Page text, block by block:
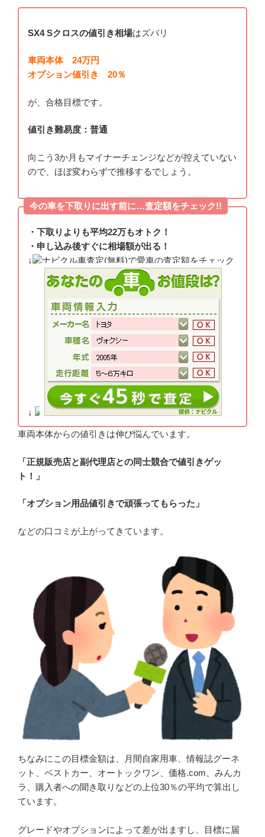
SX4 Sクロスの値引き相場はズバリ
車両本体 24万円
オプション値引き 20％
が、合格目標です。
値引き難易度：普通
向こう3か月もマイナーチェンジなどが控えていない
ので、ほぼ変わらずで推移するでしょう。
今の車を下取りに出す前に…査定額をチェック!!
・下取りよりも平均22万もオトク！
・申し込み後すぐに相場額が出る！
↓
ナビクル車査定(無料)で愛車の査定額をチェック
↓
車両本体からの値引きは伸び悩んでいます。
「正規販売店と副代理店との同士競合で値引きゲッ
ト！」
「オプション用品値引きで頑張ってもらった」
などの口コミが上がってきています。
ちなみにこの目標金額は、月間自家用車、情報誌グーネ
ット、ベストカー、オートックワン、価格.com、みんカ
ラ、購入者への聞き取りなどの上位30％の平均で算出し
ています。
グレードやオプションによって差が出ますし、目標に届